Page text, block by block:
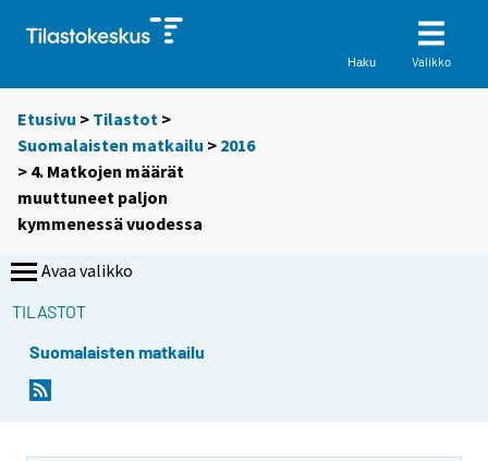
Haku Valikko
Etusivu > Tilastot >
Suomalaisten matkailu > 2016
> 4. Matkojen määrät
muuttuneet paljon
kymmenessä vuodessa
Avaa valikko
TILASTOT
Suomalaisten matkailu